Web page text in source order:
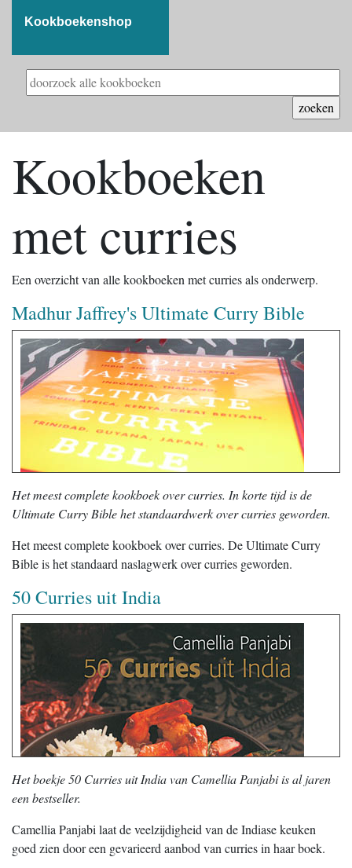
Kookboekenshop
Kookboeken
met curries
Een overzicht van alle kookboeken met curries als onderwerp.
Madhur Jaffrey's Ultimate Curry Bible
Het meest complete kookboek over curries. In korte tijd is de
Ultimate Curry Bible het standaardwerk over curries geworden.
Het meest complete kookboek over curries. De Ultimate Curry
Bible is het standaard naslagwerk over curries geworden.
50 Curries uit India
Het boekje 50 Curries uit India van Camellia Panjabi is al jaren
een bestseller.
Camellia Panjabi laat de veelzijdigheid van de Indiase keuken
goed zien door een gevarieerd aanbod van curries in haar boek.